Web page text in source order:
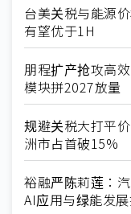
台美关税与能源
有望优于1H
朋程扩产抢攻高
模块拼2027放量
规避关税大打平
洲市占首破15%
裕融严陈莉莲：
AI应用与绿能发